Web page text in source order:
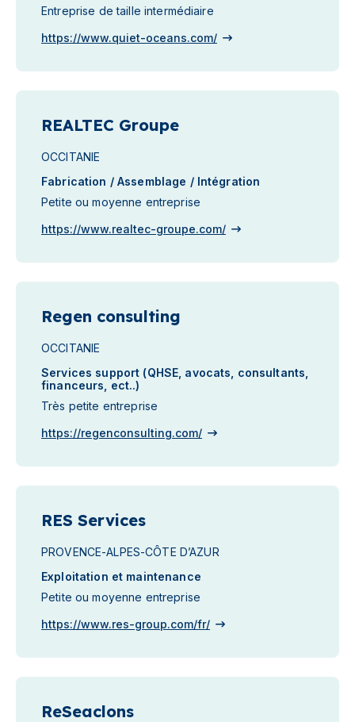
Entreprise de taille intermédiaire
https://www.quiet-oceans.com/
REALTEC Groupe
OCCITANIE
Fabrication / Assemblage / Intégration
Petite ou moyenne entreprise
https://www.realtec-groupe.com/
Regen consulting
OCCITANIE
Services support (QHSE, avocats, consultants,
financeurs, ect..)
Très petite entreprise
https://regenconsulting.com/
RES Services
PROVENCE-ALPES-CÔTE D’AZUR
Exploitation et maintenance
Petite ou moyenne entreprise
https://www.res-group.com/fr/
ReSeaclons